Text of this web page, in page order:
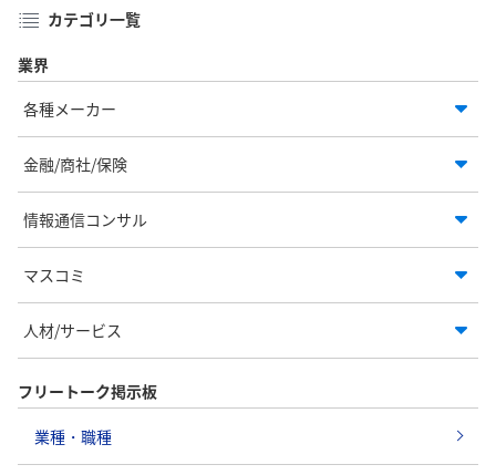
カテゴリ一覧
業界
各種メーカー
金融/商社/保険
情報通信コンサル
マスコミ
人材/サービス
フリートーク掲示板
業種・職種